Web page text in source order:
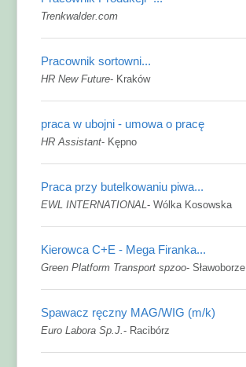
Trenkwalder.com
Pracownik sortowni...
HR New Future- Kraków
praca w ubojni - umowa o pracę
HR Assistant- Kępno
Praca przy butelkowaniu piwa...
EWL INTERNATIONAL-Wólka Kosowska
Kierowca C+E - Mega Firanka...
Green Platform Transport spzoo-Sławoborze
Spawacz ręczny MAG/WIG (m/k)
Euro Labora Sp.J.- Racibórz